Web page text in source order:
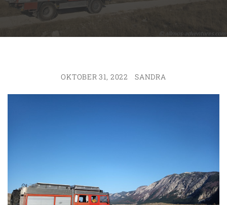
OKTOBER 31, 2022 SANDRA